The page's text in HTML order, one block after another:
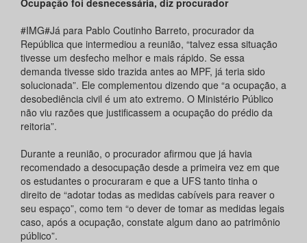
#IMG#Já para Pablo Coutinho Barreto, procurador da
República que intermediou a reunião, “talvez essa situação
tivesse um desfecho melhor e mais rápido. Se essa
demanda tivesse sido trazida antes ao MPF, já teria sido
solucionada”. Ele complementou dizendo que “a ocupação, a
desobediência civil é um ato extremo. O Ministério Público
não viu razões que justificassem a ocupação do prédio da
reitoria”.
Durante a reunião, o procurador afirmou que já havia
recomendado a desocupação desde a primeira vez em que
os estudantes o procuraram e que a UFS tanto tinha o
direito de “adotar todas as medidas cabíveis para reaver o
seu espaço”, como tem “o dever de tomar as medidas legais
caso, após a ocupação, constate algum dano ao patrimônio
público”.